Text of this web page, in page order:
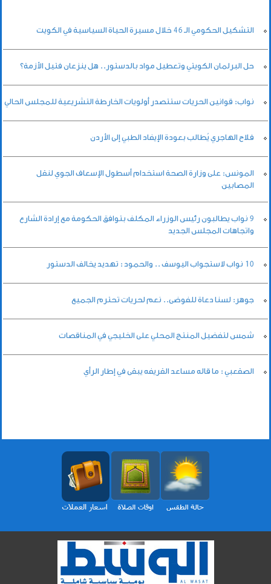
التشكيل الحكومي الـ 46 خلال مسيرة الحياة السياسية في الكويت
حل البرلمان الكويتي وتعطيل مواد بالدستور.. هل ينزعان فتيل الأزمة؟
نواب: قوانين الحريات ستتصدر أولويات الخارطة التشريعية للمجلس الحالي
فلاح الهاجري يُطالب بعودة الإيفاد الطبي إلى الأردن
المونس: على وزارة الصحة استخدام أسطول الإسعاف الجوي لنقل
المصابين
9 نواب يطالبون رئيس الوزراء المكلف بتوافق الحكومة مع إرادة الشارع
واتجاهات المجلس الجديد
10 نواب لاستجواب اليوسف .. والحمود : تهديد يخالف الدستور
جوهر: لسنا دعاة للفوضى.. نعم لحريات تحترم الجميع
شمس لتفضيل المنتج المحلي على الخليجي في المناقصات
الصقعبي : ما قاله مساعد القريفه يبقى في إطار الرأي